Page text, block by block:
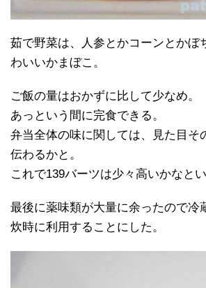
茹で野菜は、人参とかコーンとかぼ
わいいかまぼこ。
ご飯の量はおかずに比して少なめ。
あっという間に完食できる。
弁当全体の味に関しては、見た目そ
伝わるかと。
これで139バーツは少々高いかなとい
最後に薬味類が大量に余ったので冷
炊時に利用することにした。